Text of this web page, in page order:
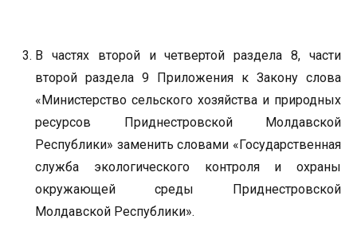
В частях второй и четвертой раздела 8, части
второй раздела 9 Приложения к Закону слова
«Министерство сельского хозяйства и природных
ресурсов Приднестровской Молдавской
Республики» заменить словами «Государственная
служба экологического контроля и охраны
окружающей среды Приднестровской
Молдавской Республики».